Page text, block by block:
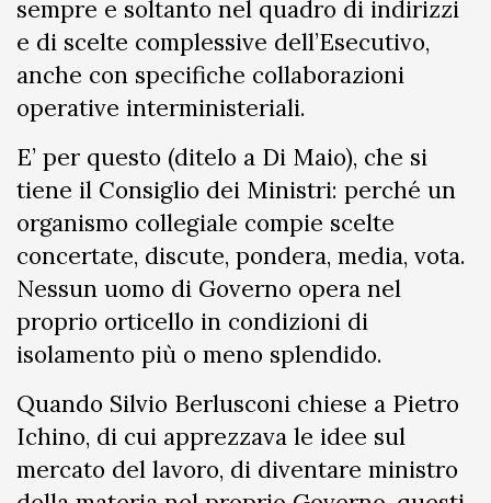
sempre e soltanto nel quadro di indirizzi
e di scelte complessive dell’Esecutivo,
anche con specifiche collaborazioni
operative interministeriali.
E’ per questo (ditelo a Di Maio), che si
tiene il Consiglio dei Ministri: perché un
organismo collegiale compie scelte
concertate, discute, pondera, media, vota.
Nessun uomo di Governo opera nel
proprio orticello in condizioni di
isolamento più o meno splendido.
Quando Silvio Berlusconi chiese a Pietro
Ichino, di cui apprezzava le idee sul
mercato del lavoro, di diventare ministro